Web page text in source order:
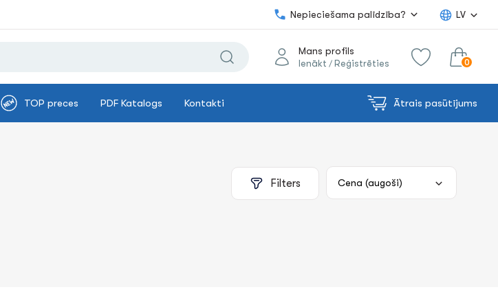
Nepieciešama palīdzība? LV
Mans profils
Ienākt / Reģistrēties 0
TOP preces PDF Katalogs Kontakti Ātrais pasūtījums
Filters